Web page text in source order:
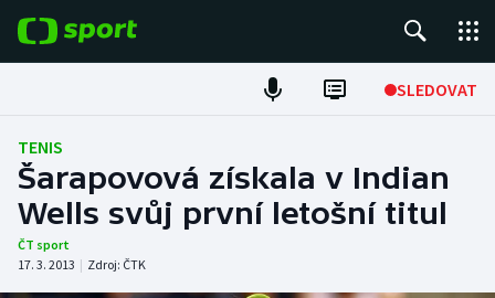
SLEDOVAT
Fotbal
Hokej
Tenis
TENIS
Šarapovová získala v Indian
Wells svůj první letošní titul
ČT sport
17. 3. 2013 | Zdroj: ČTK